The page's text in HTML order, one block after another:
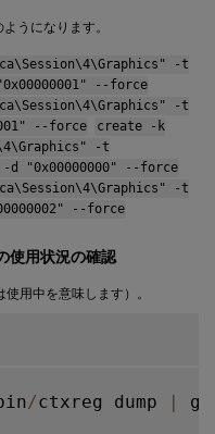
うになります。
-t
"0x00000001" --force
-t
--force
create -k
-t
-d "0x00000000" --force
-t
--force
使用状況の確認
使用中を意味します）。
/ctxreg dump |